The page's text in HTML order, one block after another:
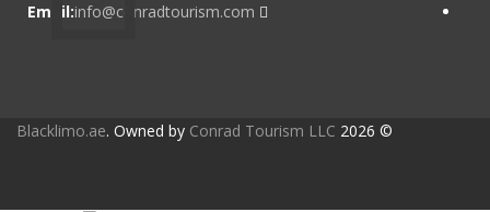
Email:info@conradtourism.com
© 2026
Blacklimo.ae. Owned by Conrad Tourism LLC